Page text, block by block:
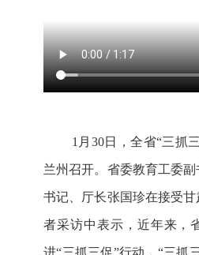
1月30日，全省“三抓
兰州召开。省委教育工委
书记、厅长张国珍在接受
者采访中表示，近年来，
进“三抓三促”行动，“三抓